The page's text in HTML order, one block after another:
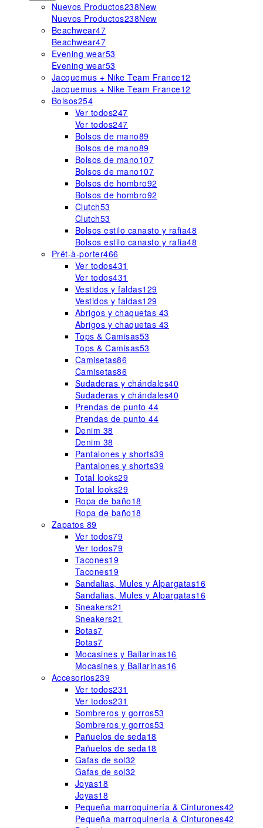
Nuevos Productos238New
Nuevos Productos238New
Beachwear47
Beachwear47
Evening wear53
Evening wear53
Jacquemus + Nike Team France12
Jacquemus + Nike Team France12
Bolsos254
Ver todos247
Ver todos247
Bolsos de mano89
Bolsos de mano89
Bolsos de mano107
Bolsos de mano107
Bolsos de hombro92
Bolsos de hombro92
Clutch53
Clutch53
Bolsos estilo canasto y rafia48
Bolsos estilo canasto y rafia48
Prêt-à-porter466
Ver todos431
Ver todos431
Vestidos y faldas129
Vestidos y faldas129
Abrigos y chaquetas 43
Abrigos y chaquetas 43
Tops & Camisas53
Tops & Camisas53
Camisetas86
Camisetas86
Sudaderas y chándales40
Sudaderas y chándales40
Prendas de punto44
Prendas de punto44
Denim 38
Denim 38
Pantalones y shorts39
Pantalones y shorts39
Total looks29
Total looks29
Ropa de baño18
Ropa de baño18
Zapatos 89
Ver todos79
Ver todos79
Tacones19
Tacones19
Sandalias, Mules y Alpargatas16
Sandalias, Mules y Alpargatas16
Sneakers21
Sneakers21
Botas7
Botas7
Mocasines y Bailarinas16
Mocasines y Bailarinas16
Accesorios239
Ver todos231
Ver todos231
Sombreros y gorros53
Sombreros y gorros53
Pañuelos de seda18
Pañuelos de seda18
Gafas de sol32
Gafas de sol32
Joyas18
Joyas18
Pequeña marroquinería & Cinturones42
Pequeña marroquinería & Cinturones42